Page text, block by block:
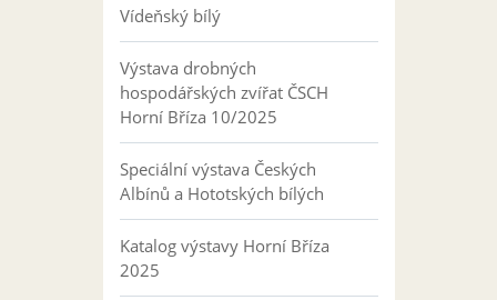
Vídeňský bílý
Výstava drobných
hospodářských zvířat ČSCH
Horní Bříza 10/2025
Speciální výstava Českých
Albínů a Hototských bílých
Katalog výstavy Horní Bříza
2025